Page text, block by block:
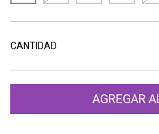
CANTIDAD